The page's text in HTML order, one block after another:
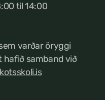
til 14:00
varðar öryggi
hafið samband við